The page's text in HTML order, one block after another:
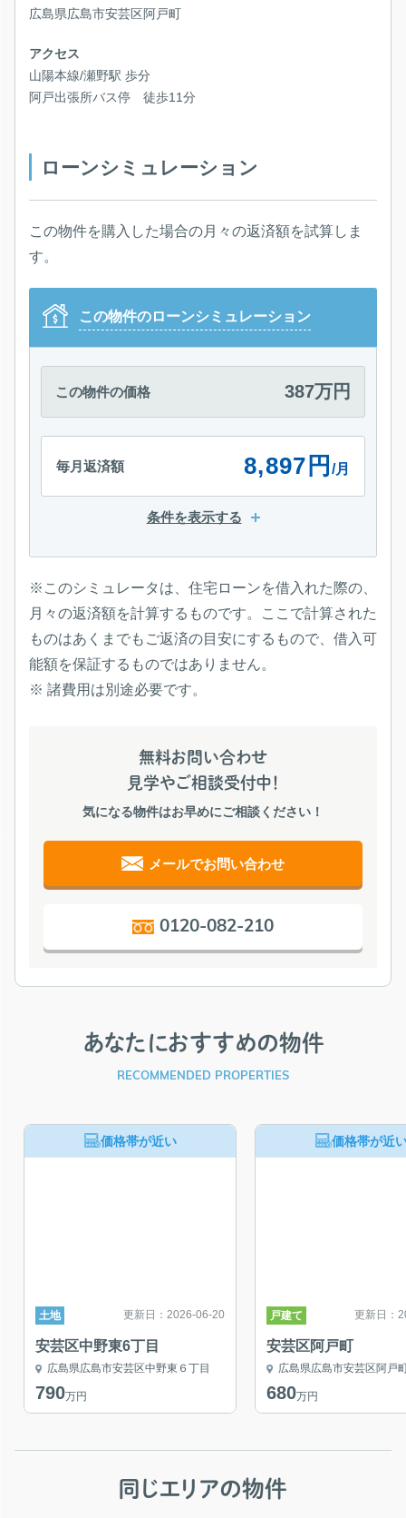
広島県広島市安芸区阿戸町
アクセス
山陽本線/瀬野駅 歩分
阿戸出張所バス停 徒歩11分
ローンシミュレーション
この物件を購入した場合の月々の返済額を試算しま
す。
この物件のローンシミュレーション
この物件の価格 387万円
毎月返済額 8,897円 /月
条件を表示する
※このシミュレータは、住宅ローンを借入れた際の、
月々の返済額を計算するものです。ここで計算された
ものはあくまでもご返済の目安にするもので、借入可
能額を保証するものではありません。
※ 諸費用は別途必要です。
無料お問い合わせ
見学やご相談受付中！
気になる物件はお早めにご相談ください！
メールでお問い合わせ
0120-082-210
あなたにおすすめの物件
RECOMMENDED PROPERTIES
価格帯が近い
土地 更新日：2026-06-20
安芸区中野東6丁目
広島県広島市安芸区中野東６丁目
790万円
価格帯が近
戸建て 更新日：
安芸区阿戸町
広島県広島市安芸区阿戸
680万円
同じエリアの物件